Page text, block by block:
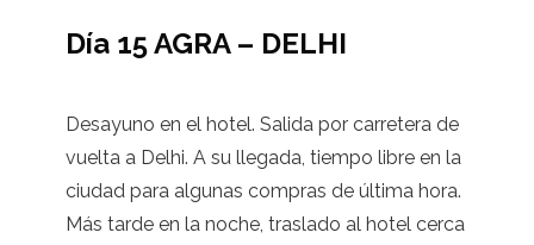
Día 15 AGRA – DELHI
Desayuno en el hotel. Salida por carretera de
vuelta a Delhi. A su llegada, tiempo libre en la
ciudad para algunas compras de última hora.
Más tarde en la noche, traslado al hotel cerca